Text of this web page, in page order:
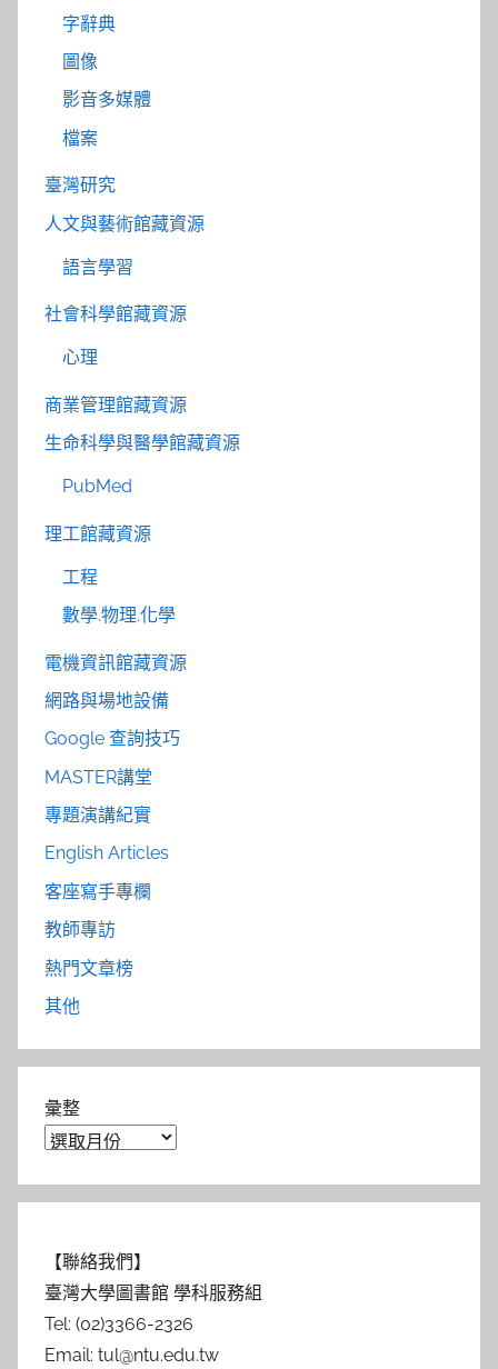
字辭典
圖像
影音多媒體
檔案
臺灣研究
人文與藝術館藏資源
語言學習
社會科學館藏資源
心理
商業管理館藏資源
生命科學與醫學館藏資源
PubMed
理工館藏資源
工程
數學.物理.化學
電機資訊館藏資源
網路與場地設備
Google 查詢技巧
MASTER講堂
專題演講紀實
English Articles
客座寫手專欄
教師專訪
熱門文章榜
其他
彙整
【聯絡我們】
臺灣大學圖書館 學科服務組
Tel: (02)3366-2326
Email: tul@ntu.edu.tw